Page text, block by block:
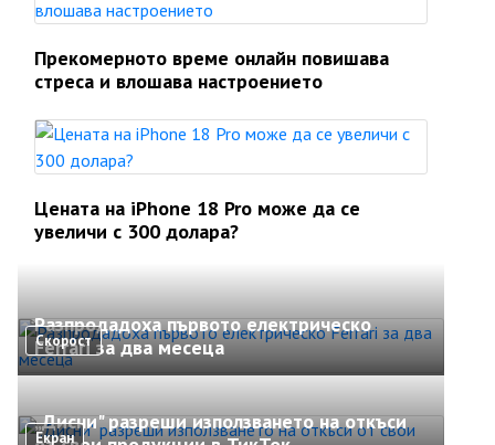
Прекомерното време онлайн повишава
стреса и влошава настроението
Цената на iPhone 18 Pro може да се
увеличи с 300 долара?
Скорост
Разпродадоха първото електрическо
Ferrari за два месеца
Екран
„Дисни" разреши използването на откъси